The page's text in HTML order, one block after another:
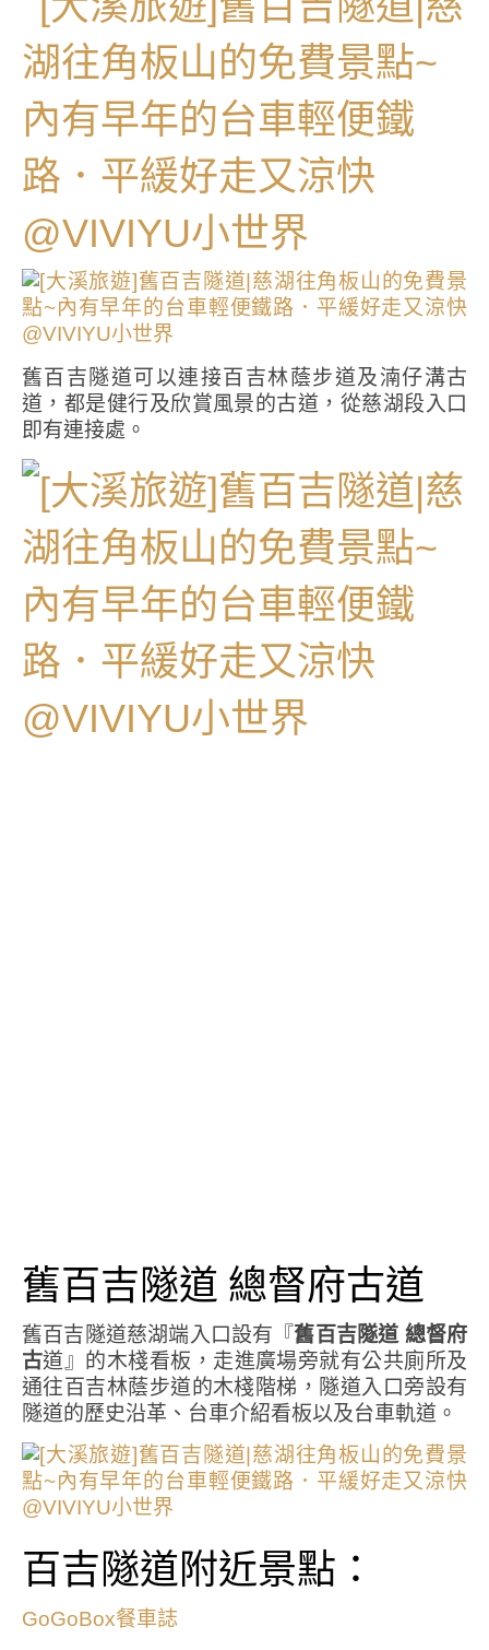
舊百吉隧道可以連接百吉林蔭步道及湳仔溝古
道，都是健行及欣賞風景的古道，從慈湖段入口
即有連接處。
舊百吉隧道 總督府古道
舊百吉隧道慈湖端入口設有『舊百吉隧道 總督府
古道』的木棧看板，走進廣場旁就有公共廁所及
通往百吉林蔭步道的木棧階梯，隧道入口旁設有
隧道的歷史沿革、台車介紹看板以及台車軌道。
百吉隧道附近景點：
GoGoBox餐車誌